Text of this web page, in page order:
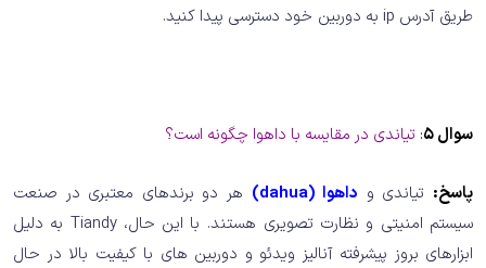
طریق آدرس ip به دوربین خود دسترسی پیدا کنید.
سوال 5 : تیاندی در مقایسه با داهوا چگونه است؟
پاسخ: تیاندی و داهوا (dahua)
هر دو برندهای معتبری در صنعت
سیستم امنیتی و نظارت تصویری هستند. با این حال، Tiandy به دلیل
ابزارهای بروز پیشرفته آنالیز ویدئو و دوربین های با کیفیت بالا در حال